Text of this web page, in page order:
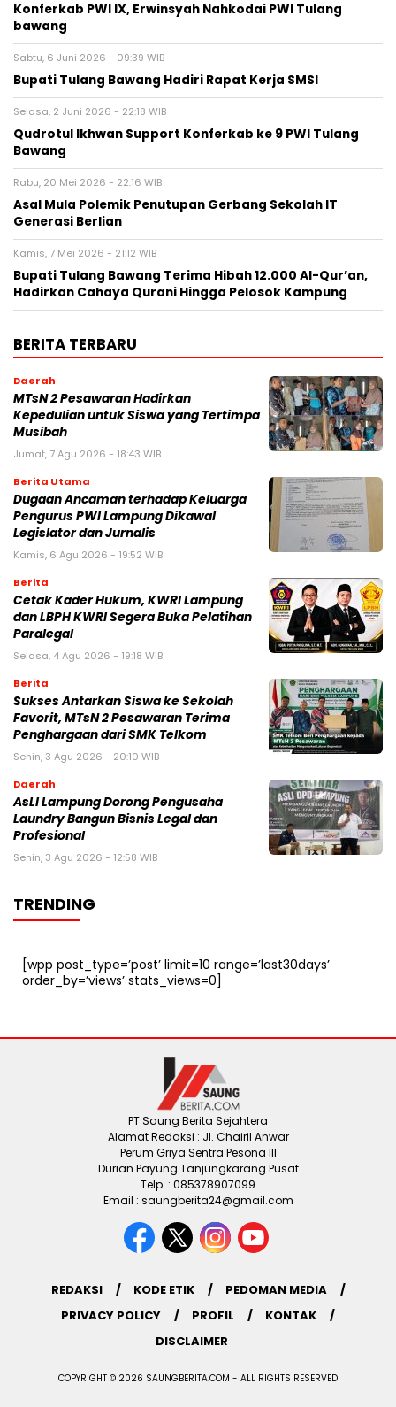
Konferkab PWI IX, Erwinsyah Nahkodai PWI Tulang
bawang ‎
Sabtu, 6 Juni 2026 - 09:39 WIB
Bupati Tulang Bawang Hadiri Rapat Kerja SMSI ‎
Selasa, 2 Juni 2026 - 22:18 WIB
Qudrotul Ikhwan Support Konferkab ke 9 PWI Tulang
Bawang ‎
Rabu, 20 Mei 2026 - 22:16 WIB
Asal Mula Polemik Penutupan Gerbang Sekolah IT
Generasi Berlian ‎
Kamis, 7 Mei 2026 - 21:12 WIB
Bupati Tulang Bawang Terima Hibah 12.000 Al-Qur’an,
Hadirkan Cahaya Qurani Hingga Pelosok Kampung ‎
BERITA TERBARU
Daerah
MTsN 2 Pesawaran Hadirkan
Kepedulian untuk Siswa yang Tertimpa
Musibah
Jumat, 7 Agu 2026 - 18:43 WIB
Berita Utama
Dugaan Ancaman terhadap Keluarga
Pengurus PWI Lampung Dikawal
Legislator dan Jurnalis
Kamis, 6 Agu 2026 - 19:52 WIB
Berita
Cetak Kader Hukum, KWRI Lampung
dan LBPH KWRI Segera Buka Pelatihan
Paralegal
Selasa, 4 Agu 2026 - 19:18 WIB
Berita
Sukses Antarkan Siswa ke Sekolah
Favorit, MTsN 2 Pesawaran Terima
Penghargaan dari SMK Telkom
Senin, 3 Agu 2026 - 20:10 WIB
Daerah
AsLI Lampung Dorong Pengusaha
Laundry Bangun Bisnis Legal dan
Profesional
Senin, 3 Agu 2026 - 12:58 WIB
TRENDING
[wpp post_type=’post’ limit=10 range=’last30days’
order_by=’views’ stats_views=0]
PT Saung Berita Sejahtera
Alamat Redaksi : Jl. Chairil Anwar
Perum Griya Sentra Pesona III
Durian Payung Tanjungkarang Pusat
Telp. : 085378907099
Email : saungberita24@gmail.com
REDAKSI KODE ETIK
PEDOMAN MEDIA
PRIVACY POLICY
PROFIL
KONTAK
DISCLAIMER
COPYRIGHT © 2026 SAUNGBERITA.COM - ALL RIGHTS RESERVED